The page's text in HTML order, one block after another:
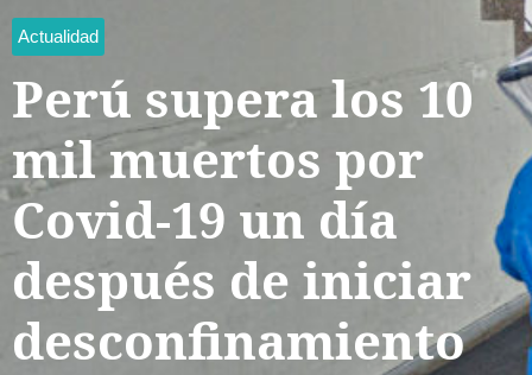
Actualidad
Perú supera los 10
mil muertos por
Covid-19 un día
después de iniciar
desconfinamiento